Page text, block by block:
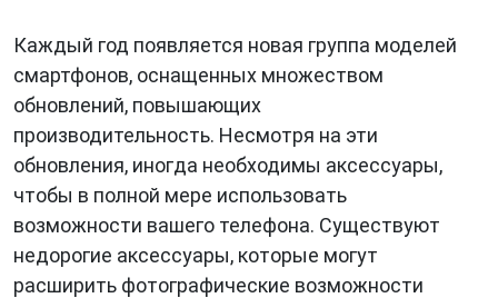
Каждый год появляется новая группа моделей
смартфонов, оснащенных множеством
обновлений, повышающих
производительность. Несмотря на эти
обновления, иногда необходимы аксессуары,
чтобы в полной мере использовать
возможности вашего телефона. Существуют
недорогие аксессуары, которые могут
расширить фотографические возможности